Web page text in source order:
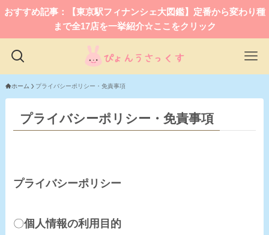
おすすめ記事：【東京駅フィナンシェ大図鑑】定番から変わり種
まで全17店を一挙紹介☆ここをクリック
ホーム プライバシーポリシー・免責事項
プライバシーポリシー・免責事項
プライバシーポリシー
〇個人情報の利用目的